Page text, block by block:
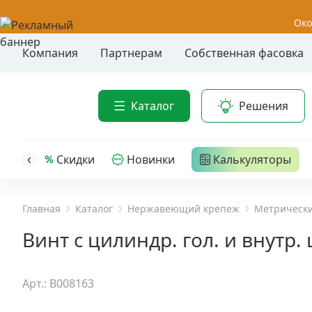
Компания Партнерам Собственная фасовка
Каталог Решения
Распродажа
Уценка
головкой
трех-
Скидки Новинки Калькуляторы
Главная Каталог Нержавеющий крепеж
Винт с цилиндр. гол. и
Арт.: B008163